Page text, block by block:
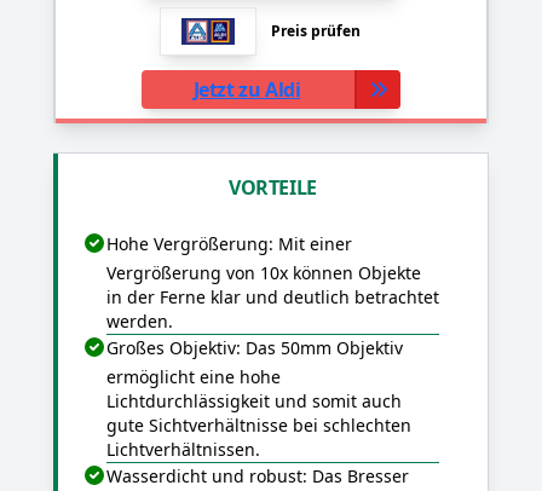
Preis prüfen
Jetzt zu Aldi
VORTEILE
Hohe Vergrößerung: Mit einer
Vergrößerung von 10x können Objekte
in der Ferne klar und deutlich betrachtet
werden.
Großes Objektiv: Das 50mm Objektiv
ermöglicht eine hohe
Lichtdurchlässigkeit und somit auch
gute Sichtverhältnisse bei schlechten
Lichtverhältnissen.
Wasserdicht und robust: Das Bresser